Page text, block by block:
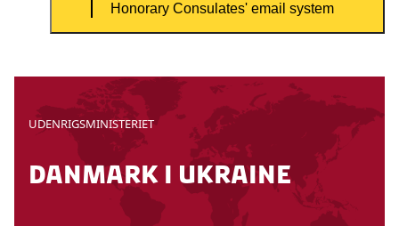
Honorary Consulates' email system
Please note that there is currently
operational instability in our Honorary
Consulates' email system, which means that
some emails might not be received by the
consulate.
If you need contact with the Honorary
Consulate, please contact them by phone.
UDENRIGSMINISTERIET
Danmark i ukraine